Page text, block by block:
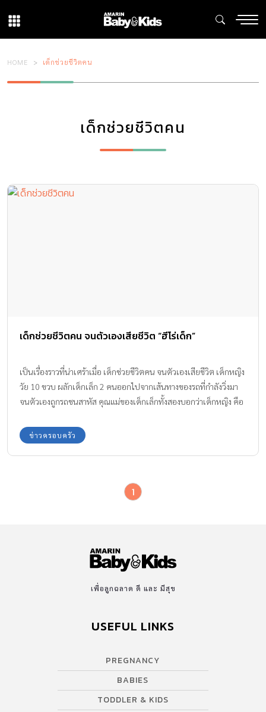
HOME เด็กช่วยชีวิตคน
เด็กช่วยชีวิตคน
เด็กช่วยชีวิตคน จนตัวเองเสียชีวิต “ฮีโร่เด็ก”
เป็นเรื่องราวที่น่าเศร้าเมื่อ เด็กช่วยชีวิตคน จนตัวเองเสียชีวิต เด็กหญิง
วัย 10 ขวบ ผลักเด็กเล็ก 2 คนออกไปจากเส้นทางของรถที่กำลังวิ่งมา
จนตัวเองถูกรถชนสาหัส คุณแม่ของเด็กเล็กทั้งสองบอกว่าเด็กหญิง คือ
ข่าวครอบครัว
1
เพื่อลูกฉลาด ดี และ มีสุข
USEFUL LINKS
PREGNANCY
BABIES
TODDLER & KIDS